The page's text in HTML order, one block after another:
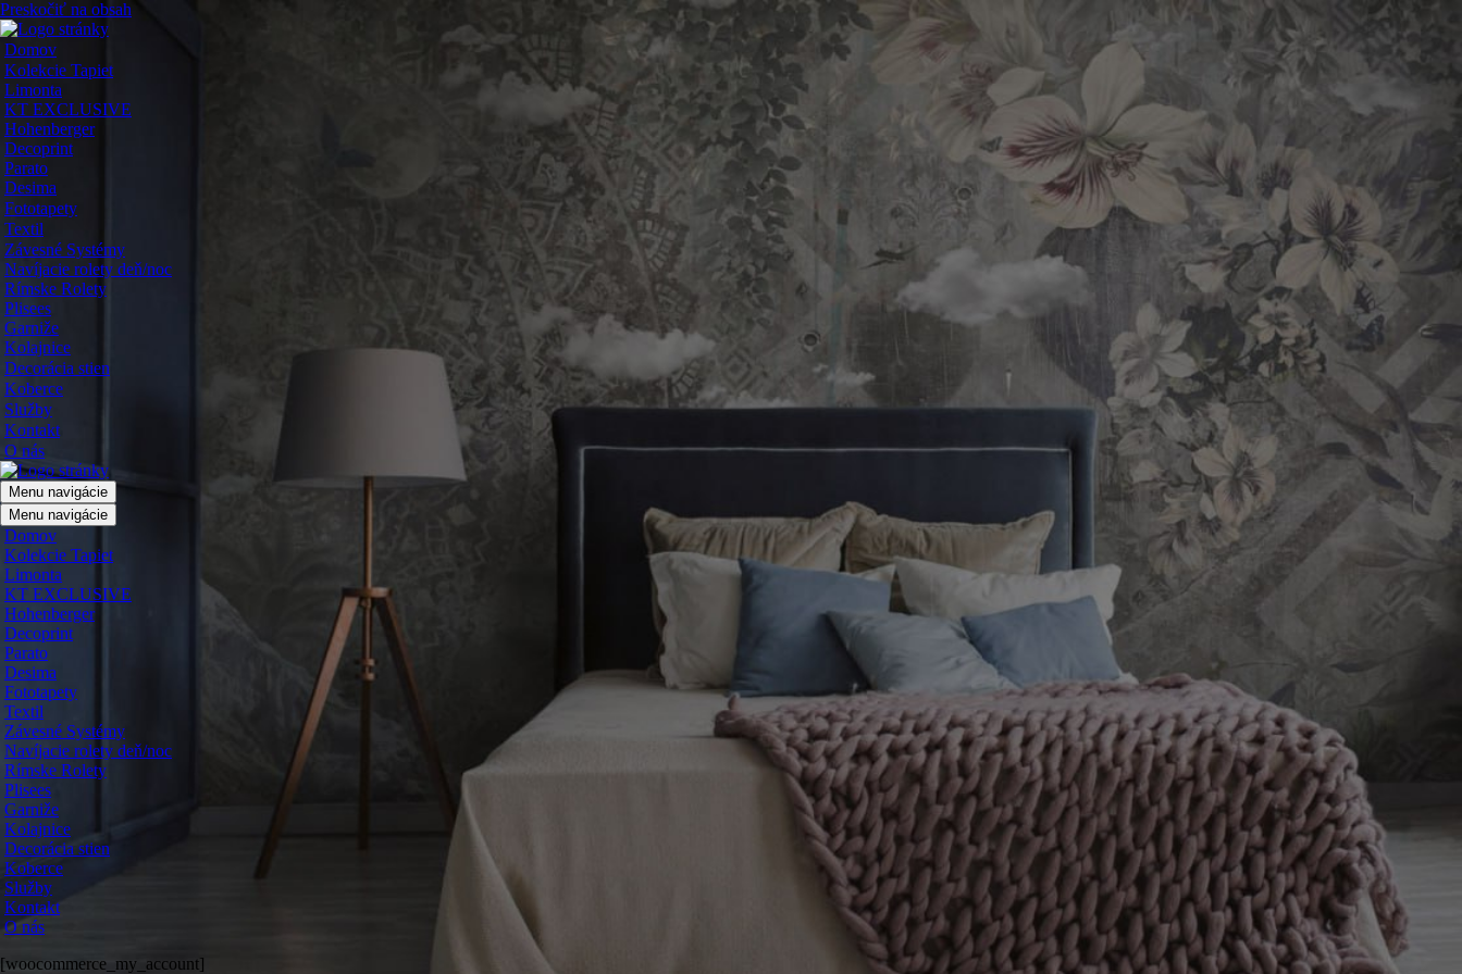
Preskočiť na obsah
Domov
Kolekcie Tapiet
Limonta
KT EXCLUSIVE
Hohenberger
Decoprint
Parato
Desima
Fototapety
Textil
Závesné Systémy
Navíjacie rolety deň/noc
Rímske Rolety
Plisees
Garniže
Kolajnice
Decorácia stien
Koberce
Služby
Kontakt
O nás
Menu navigácie
Menu navigácie
Domov
Kolekcie Tapiet
Limonta
KT EXCLUSIVE
Hohenberger
Decoprint
Parato
Desima
Fototapety
Textil
Závesné Systémy
Navíjacie rolety deň/noc
Rímske Rolety
Plisees
Garniže
Kolajnice
Decorácia stien
Koberce
Služby
Kontakt
O nás
[woocommerce_my_account]